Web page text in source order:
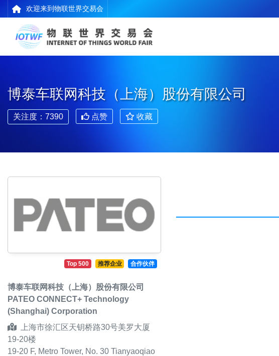
欢迎来到物联世界交易会
博泰车联网科技（上海）股份有限公司
关注度：7390 点赞 收藏
Top 500 推荐企业 合作伙伴
博泰车联网科技（上海）股份有限公司
PATEO CONNECT+ Technology
(Shanghai) Corporation
上海市徐汇区天钥桥路30号美罗大厦
19-20楼
19-20 F, Metro Tower, No. 30 Tianyaoqiao